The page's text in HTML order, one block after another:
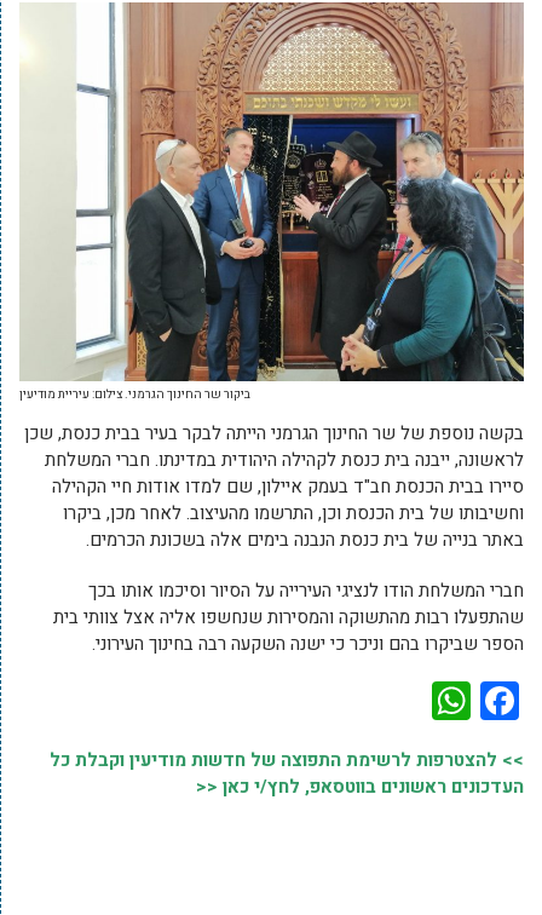
ביקור שר החינוך הגרמני. צילום: עיריית מודיעין
בקשה נוספת של שר החינוך הגרמני הייתה לבקר בעיר בבית כנסת, שכן
לראשונה, ייבנה בית כנסת לקהילה היהודית במדינתו. חברי המשלחת
סיירו בבית הכנסת חב"ד בעמק איילון, שם למדו אודות חיי הקהילה
וחשיבותו של בית הכנסת וכן, התרשמו מהעיצוב. לאחר מכן, ביקרו
באתר בנייה של בית כנסת הנבנה בימים אלה בשכונת הכרמים.
חברי המשלחת הודו לנציגי העירייה על הסיור וסיכמו אותו בכך
שהתפעלו רבות מהתשוקה והמסירות שנחשפו אליה אצל צוותי בית
הספר שביקרו בהם וניכר כי ישנה השקעה רבה בחינוך העירוני.
Facebook
>> להצטרפות לרשימת התפוצה של חדשות מודיעין וקבלת כל
העדכונים ראשונים בווטסאפ, לחץ/י כאן <<